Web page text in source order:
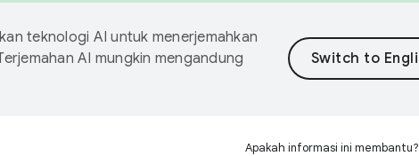
teknologi AI untuk menerjemahkan
AI mungkin mengandung
Apakah informasi ini membantu?